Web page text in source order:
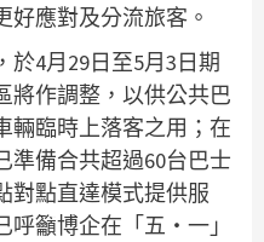
好應對及分流旅客。
4月29日至5月3日期
將作調整，以供公共巴
輛臨時上落客之用；在
準備合共超過60台巴士
對點直達模式提供服
呼籲博企在「五‧一」